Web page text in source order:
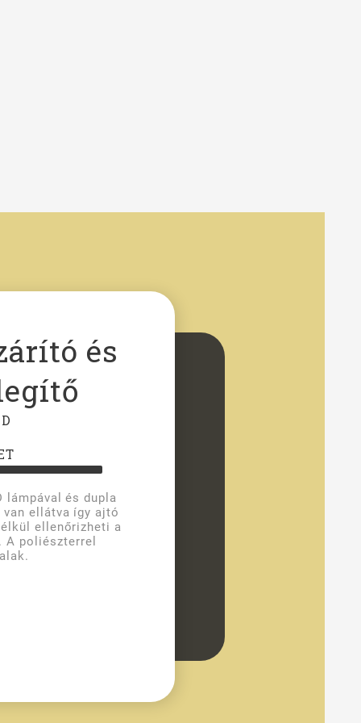
és
és dupla
ellátva így ajtó
ellenőrizheti a
poliészterrel